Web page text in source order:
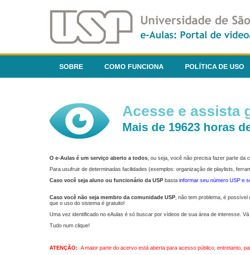
SOBRE COMO FUNCIONA POLÍTICA DE USO
Acesse e assista
Mais de 19623 horas
O e-Aulas é um serviço aberto a todos , ou seja, você não precisa fazer parte da
Para usufruir de determinadas facilidades (exemplos: organização de playlists,
Caso você seja aluno ou funcionário da USP basta informar seu número USP e
Caso você não seja membro da comunidade USP , não tem problema, é possível
que o uso do sistema é gratuito!
Uma vez identificado no eAulas é só buscar por vídeos de sua área de interesse. Vá
Tudo num clique!
ATENÇÃO: A maior parte do acervo está aberta para acesso público, entretanto,